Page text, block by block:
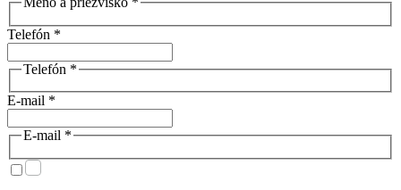
Telefón *
Telefón *
E-mail *
E-mail *